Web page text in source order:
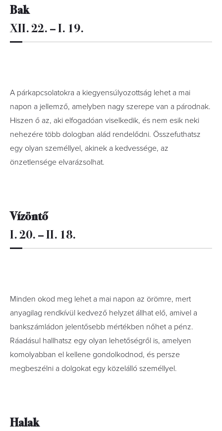
Bak
XII. 22. – I. 19.
A párkapcsolatokra a kiegyensúlyozottság lehet a mai
napon a jellemző, amelyben nagy szerepe van a párodnak.
Hiszen ő az, aki elfogadóan viselkedik, és nem esik neki
nehezére több dologban alád rendelődni. Összefuthatsz
egy olyan személlyel, akinek a kedvessége, az
önzetlensége elvarázsolhat.
Vízöntő
I. 20. – II. 18.
Minden okod meg lehet a mai napon az örömre, mert
anyagilag rendkívül kedvező helyzet állhat elő, amivel a
bankszámládon jelentősebb mértékben nőhet a pénz.
Ráadásul hallhatsz egy olyan lehetőségről is, amelyen
komolyabban el kellene gondolkodnod, és persze
megbeszélni a dolgokat egy közelálló személlyel.
Halak